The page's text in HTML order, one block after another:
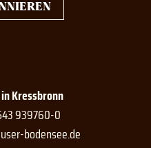
Kressbronn
939760-0
bodensee.de